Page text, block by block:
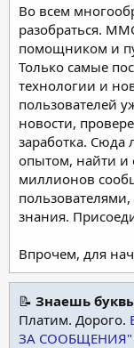
Во всем
разобраться.
помощником и
Только самые
технологии и
пользователей
новости,
заработка. Сюда
опытом, найти и
миллионов
знания.
Впрочем, для
📝 Знаешь
Платим. Дорого.
ЗА СООБЩЕНИЯ"